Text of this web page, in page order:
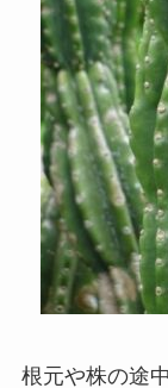
根元や株の途